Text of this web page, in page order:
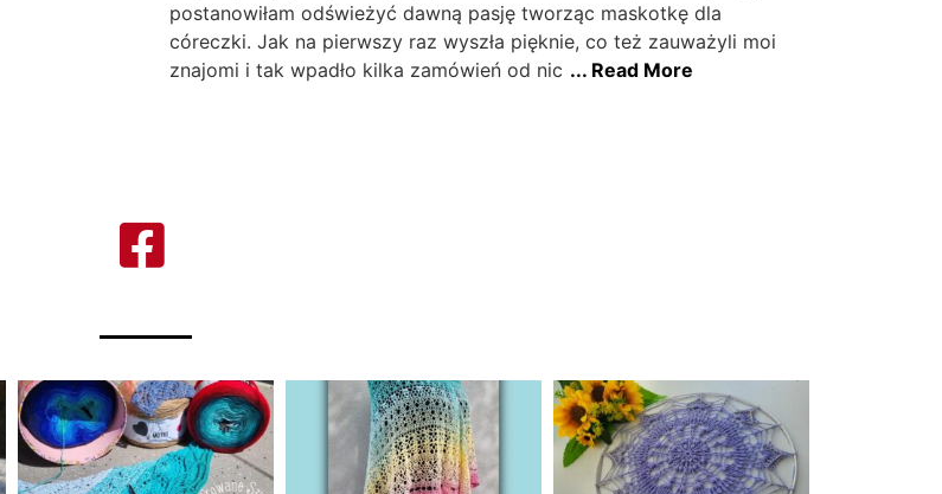
postanowiłam odświeżyć dawną pasję tworząc maskotkę dla
córeczki. Jak na pierwszy raz wyszła pięknie, co też zauważyli moi
znajomi i tak wpadło kilka zamówień od nic ... Read More